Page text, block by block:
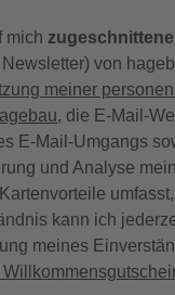
mich
von
meiner
, die E-Mail-
E-Mail-Umgangs
und Analyse
kann ich
meines